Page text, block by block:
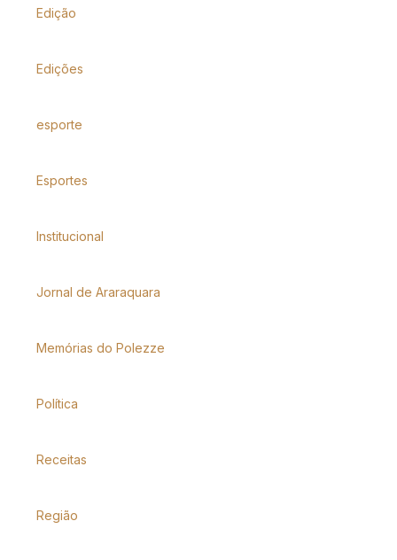
Edição
Edições
esporte
Esportes
Institucional
Jornal de Araraquara
Memórias do Polezze
Política
Receitas
Região